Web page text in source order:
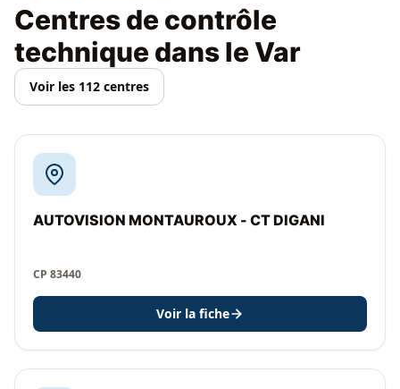
Centres de contrôle
technique dans le Var
Voir les 112 centres
AUTOVISION MONTAUROUX - CT DIGANI
CP 83440
Voir la fiche